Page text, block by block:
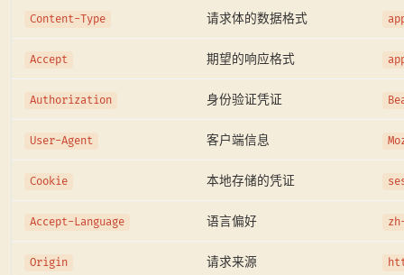
Content-Type 请求体的数据格式
Accept 期望的响应格式
Authorization 身份验证凭证
User-Agent 客户端信息
Cookie 本地存储的凭证
Accept-Language 语言偏好
Origin 请求来源